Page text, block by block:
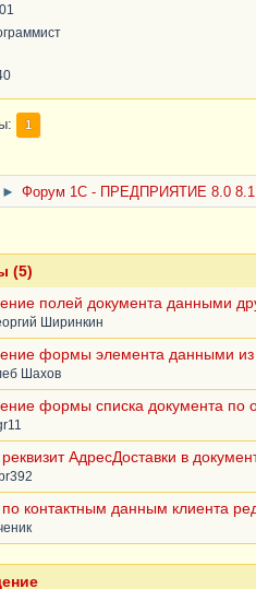
1
► Форум 1С - ПРЕДПРИЯТИЕ 8.0 8.1
(5)
полей документа данными
Ширинкин
формы элемента данными из
Шахов
формы списка документа по
АдресДоставки в
по контактным данным клиента